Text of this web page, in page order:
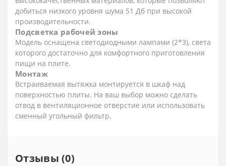
добиться низкого уровня шума 51 Дб при высокой
производительности.
Подсветка рабочей зоны
Модель оснащена светодиодными лампами (2*3), света
которого достаточно для комфортного приготовления
пищи на плите.
Монтаж
Встраиваемая вытяжка монтируется в шкаф над
поверхностью плиты. На ваш выбор можно сделать
отвод в вентиляционное отверстие или использовать
сменный угольный фильтр.
Отзывы (0)